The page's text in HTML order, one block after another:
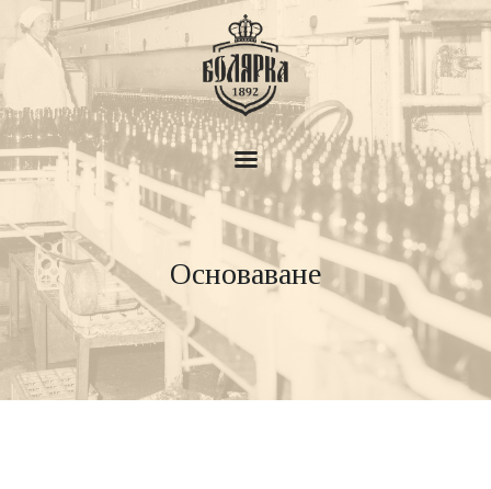
Основаване
Пивоварна Болярка
История
Продукти
Новини
Дом на бирата
Контакти